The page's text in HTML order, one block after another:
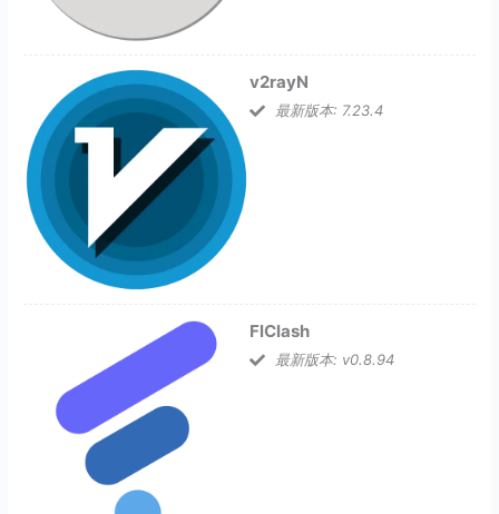
v2rayN
最新版本: 7.23.4
FlClash
最新版本: v0.8.94